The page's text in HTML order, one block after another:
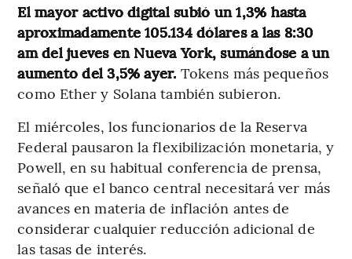
El mayor activo digital subió un 1,3% hasta
aproximadamente 105.134 dólares a las 8:30
am del jueves en Nueva York, sumándose a un
aumento del 3,5% ayer. Tokens más pequeños
como Ether y Solana también subieron.
El miércoles, los funcionarios de la Reserva
Federal pausaron la flexibilización monetaria, y
Powell, en su habitual conferencia de prensa,
señaló que el banco central necesitará ver más
avances en materia de inflación antes de
considerar cualquier reducción adicional de
las tasas de interés.